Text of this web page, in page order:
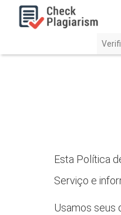
Esta Política
Serviço e
Usamos seus